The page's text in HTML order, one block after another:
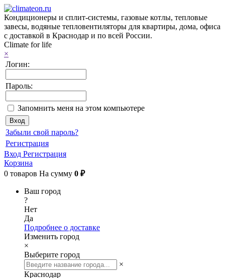
Кондиционеры и сплит-системы, газовые котлы, тепловые
завесы, водяные тепловентиляторы для квартиры, дома, офиса
с доставкой в Краснодар и по всей России.
Climate for life
×
Логин:
Пароль:
Запомнить меня на этом компьютере
Забыли свой пароль?
Регистрация
Вход Регистрация
Корзина
0 товаров На сумму 0 ₽
Ваш город
?
Нет
Да
Подробнее о доставке
Изменить город
×
Выберите город
×
Краснодар